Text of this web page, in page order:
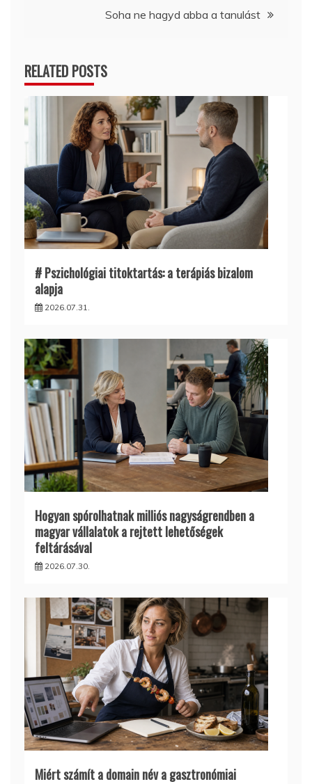
Soha ne hagyd abba a tanulást
RELATED POSTS
# Pszichológiai titoktartás: a terápiás bizalom
alapja
2026.07.31.
Hogyan spórolhatnak milliós nagyságrendben a
magyar vállalatok a rejtett lehetőségek
feltárásával
2026.07.30.
Miért számít a domain név a gasztronómiai